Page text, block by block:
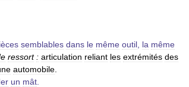
semblables dans le même outil la même
ressort : articulation reliant les extrémités des
automobile
un mât